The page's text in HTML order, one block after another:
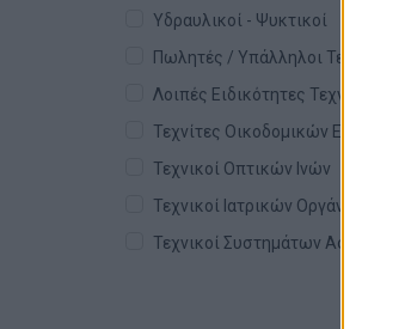
Υδραυλικοί - Ψυκτικοί
Πωλητές / Υπάλληλοι Τεχνικοί
Λοιπές Ειδικότητες Τεχνικών
Τεχνίτες Οικοδομικών Εργασιών
Τεχνικοί Οπτικών Ινών
Τεχνικοί Ιατρικών Οργάνων
Τεχνικοί Συστημάτων Ασφαλείας